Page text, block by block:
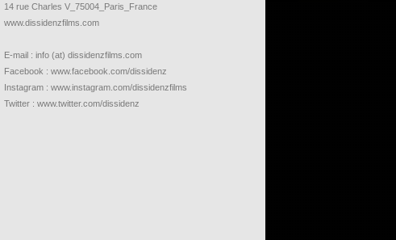
14 rue Charles V_75004_Paris_France
www.dissidenzfilms.com
E-mail : info (at) dissidenzfilms.com
Facebook : www.facebook.com/dissidenz
Instagram : www.instagram.com/dissidenzfilms
Twitter : www.twitter.com/dissidenz